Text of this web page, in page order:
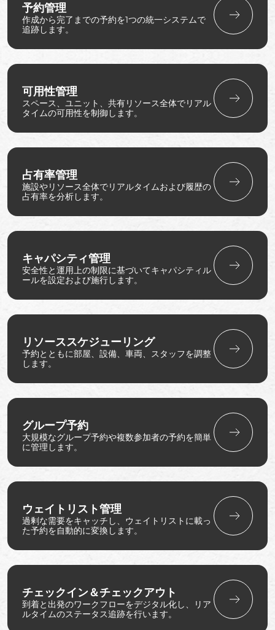
予約管理
作成から完了までの予約を1つの統一システムで
追跡します。
可用性管理
スペース、ユニット、共有リソース全体でリアル
タイムの可用性を制御します。
占有率管理
施設やリソース全体でリアルタイムおよび履歴の
占有率を分析します。
キャパシティ管理
安全性と運用上の制限に基づいてキャパシティル
ールを設定および施行します。
リソーススケジューリング
予約とともに部屋、設備、車両、スタッフを調整
します。
グループ予約
大規模なグループ予約や複数参加者の予約を簡単
に管理します。
ウェイトリスト管理
過剰な需要をキャッチし、ウェイトリストに載っ
た予約を自動的に変換します。
チェックイン＆チェックアウト
到着と出発のワークフローをデジタル化し、リア
ルタイムのステータス追跡を行います。